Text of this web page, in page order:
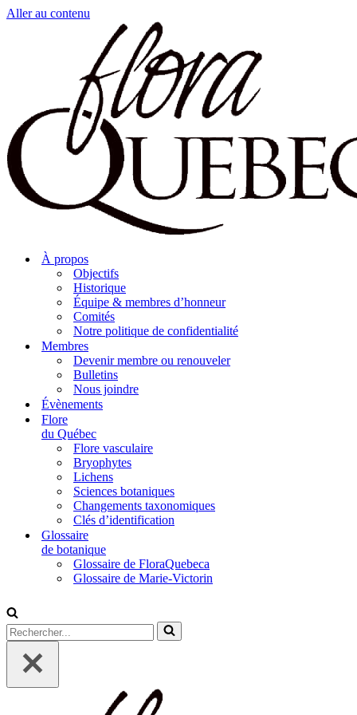
Aller au contenu
À propos
Objectifs
Historique
Équipe & membres d’honneur
Comités
Notre politique de confidentialité
Membres
Devenir membre ou renouveler
Bulletins
Nous joindre
Évènements
Flore
du Québec
Flore vasculaire
Bryophytes
Lichens
Sciences botaniques
Changements taxonomiques
Clés d’identification
Glossaire
de botanique
Glossaire de FloraQuebeca
Glossaire de Marie-Victorin
Rechercher...